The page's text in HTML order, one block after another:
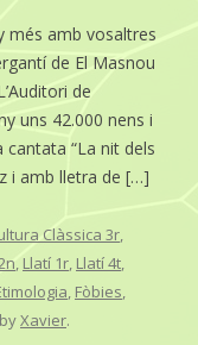
més amb vosaltres
de El Masnou
de
uns 42.000 nens i
cantata “La nit dels
i amb lletra de […]
Clàssica 3r,
, Llatí 1r, Llatí 4t,
, Fòbies,
byXavier.